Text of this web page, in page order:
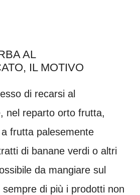
AL
IL MOTIVO
di recarsi al
nel reparto orto frutta,
frutta palesemente
di banane verdi o altri
da mangiare sul
di più i prodotti non